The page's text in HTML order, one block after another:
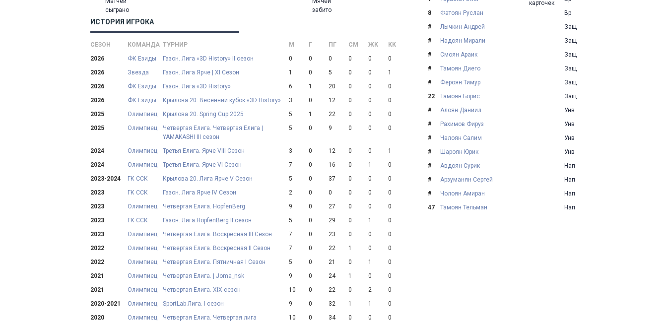
сыграно
забито
карточек
ИСТОРИЯ ИГРОКА
СЕЗОН КОМАНДА ТУРНИР М Г ПГ СМ ЖК
КК
2026
ФК Езиды Газон. Лига «3D History» II сезон 0 0 0 0 0
0
2026
Звезда Газон. Лига Ярче | XI Сезон 1 0 5 0 0
1
2026
ФК Езиды Газон. Лига «3D History» 6 1 20 0 0
0
2026
ФК Езиды Крылова 20. Весенний кубок «3D History» 3 0 12 0 0
0
2025
Олимпиец Крылова 20. Spring Cup 2025 5 1 22 0 0
0
2025
Олимпиец
Четвертая Елига. Четвертая Елига |
YAMAKASHI III сезон
5 0 9 0 0 0
2024 Олимпиец Третья Елига. Ярче VIII Сезон 3 0 12 0 0
1
2024
Олимпиец Третья Елига. Ярче VI Сезон 7 0 16 0 1
0
2023-2024
ГК ССК Крылова 20. Лига Ярче V Сезон 5 0 37 0 0
0
2023
ГК ССК Газон. Лига Ярче IV Сезон 2 0 0 0 0
0
2023
Олимпиец Четвертая Елига. HopfenBerg 9 0 27 0 0
0
2023
ГК ССК Газон. Лига HopfenBerg II сезон 5 0 29 0 1
0
2023
Олимпиец Четвертая Елига. Воскресная III Сезон 7 0 23 0 0
0
2022
Олимпиец Четвертая Елига. Воскресная II Сезон 7 0 22 1 0
0
2022
Олимпиец Четвертая Елига. Пятничная I Сезон 5 0 21 0 1
0
2021
Олимпиец Четвертая Елига. | Joma_nsk 9 0 24 1 0
0
2021
Олимпиец Четвертая Елига. XIX сезон 10 0 22 0 2
0
2020-2021
Олимпиец SportLab Лига. I сезон 9 0 32 1 1
0
2020
Олимпиец Четвертая Елига. Четвертая лига 10 0 34 0 0
0
8
Фатоян Руслан
Вр
#
Лычкин Андрей
Защ
#
Надоян Мирали
Защ
#
Смоян Араик
Защ
#
Тамоян Диего
Защ
#
Фероян Тимур
Защ
22
Тамоян Борис
Защ
#
Алоян Даниил
Унв
#
Рахимов Фируз
Унв
#
Чалоян Салим
Унв
#
Шароян Юрик
Унв
#
Авдоян Сурик
Нап
#
Арзуманян Сергей
Нап
#
Чолоян Амиран
Нап
47
Тамоян Тельман Нап